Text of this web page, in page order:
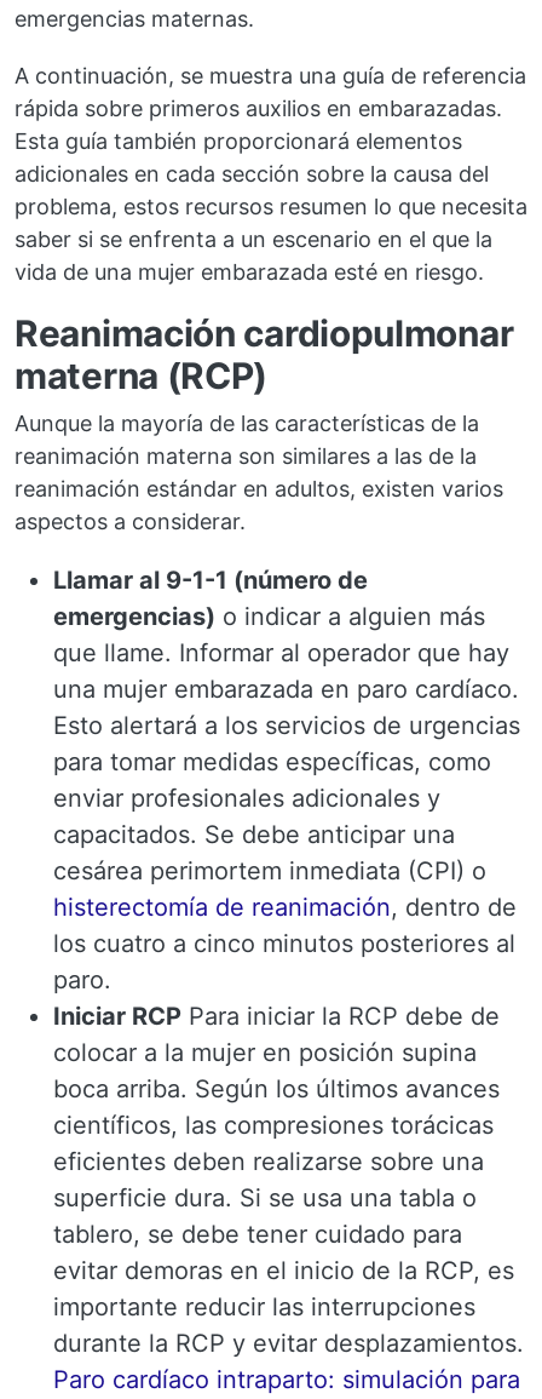
emergencias maternas.
A continuación, se muestra una guía de referencia
rápida sobre primeros auxilios en embarazadas.
Esta guía también proporcionará elementos
adicionales en cada sección sobre la causa del
problema, estos recursos resumen lo que necesita
saber si se enfrenta a un escenario en el que la
vida de una mujer embarazada esté en riesgo.
Reanimación cardiopulmonar
materna (RCP)
Aunque la mayoría de las características de la
reanimación materna son similares a las de la
reanimación estándar en adultos, existen varios
aspectos a considerar.
Llamar al 9-1-1 (número de
emergencias) o indicar a alguien más
que llame. Informar al operador que hay
una mujer embarazada en paro cardíaco.
Esto alertará a los servicios de urgencias
para tomar medidas específicas, como
enviar profesionales adicionales y
capacitados. Se debe anticipar una
cesárea perimortem inmediata (CPI) o
histerectomía de reanimación, dentro de
los cuatro a cinco minutos posteriores al
paro.
Iniciar RCP Para iniciar la RCP debe de
colocar a la mujer en posición supina
boca arriba. Según los últimos avances
científicos, las compresiones torácicas
eficientes deben realizarse sobre una
superficie dura. Si se usa una tabla o
tablero, se debe tener cuidado para
evitar demoras en el inicio de la RCP, es
importante reducir las interrupciones
durante la RCP y evitar desplazamientos.
Paro cardíaco intraparto: simulación para